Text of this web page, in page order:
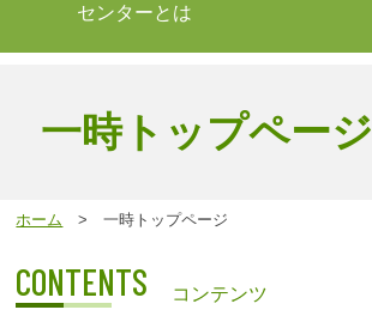
センターとは
一時トップページ
ホーム > 一時トップページ
CONTENTS コンテンツ